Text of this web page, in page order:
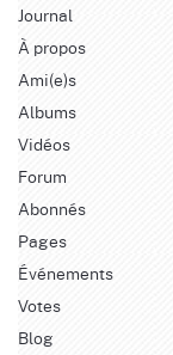
Journal
À propos
Ami(e)s
Albums
Vidéos
Forum
Abonnés
Pages
Événements
Votes
Blog